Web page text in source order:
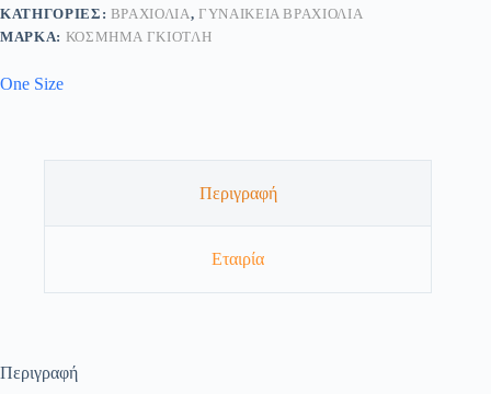
ΚΑΤΗΓΟΡΊΕΣ: ΒΡΑΧΙΌΛΙΑ, ΓΥΝΑΙΚΕΊΑ ΒΡΑΧΙΌΛΙΑ
ΜΆΡΚΑ: ΚΟΣΜΗΜΑ ΓΚΙΟΤΛΗ
One Size
Περιγραφή
Εταιρία
Περιγραφή